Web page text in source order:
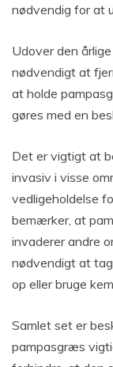
nødvendig for at
Udover den
nødvendigt at
at holde
gøres med en
Det er vigtigt at
invasiv i visse
vedligeholdelse
bemærker, at
invaderer andre
nødvendigt at
op eller bruge
Samlet set er
pampasgræs